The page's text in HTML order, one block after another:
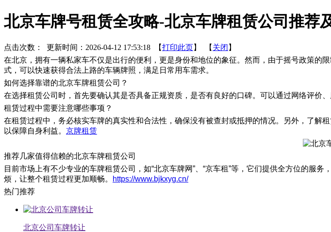
北京车牌号租赁全攻略-北京车牌租赁公司推荐
点击次数： 更新时间：2026-04-12 17:53:18 【打印此页】 【 关闭 】
在北京，拥有一辆私家车不仅是出行的便利，更是身份和地位的象征。然而，由于摇号政策
式，可以快速获得合法上路的车辆牌照，满足日常用车需求。
如何选择靠谱的北京车牌租赁公司？
在选择租赁公司时，首先要确认其是否具备正规资质，是否有良好的口碑。可以通过网络评价
租赁过程中需要注意哪些事项？
在租赁过程中，务必核实车牌的真实性和合法性，确保没有被查封或抵押的情况。另外，了解
以保障自身利益。 京牌租赁
推荐几家值得信赖的北京车牌租赁公司
目前市场上有不少专业的车牌租赁公司，如“北京车牌网”、“京车租”等，它们提供全方位的服
烦，让整个租赁过程更加顺畅。
https://www.bjkxyg.cn/
热门推荐
北京公司车牌转让